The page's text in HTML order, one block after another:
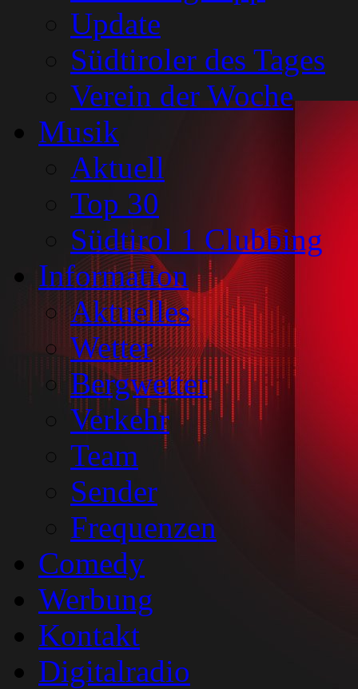
Update
Südtiroler des Tages
Verein der Woche
Musik
Aktuell
Top 30
Südtirol 1 Clubbing
Information
Aktuelles
Wetter
Bergwetter
Verkehr
Team
Sender
Frequenzen
Comedy
Werbung
Kontakt
Digitalradio